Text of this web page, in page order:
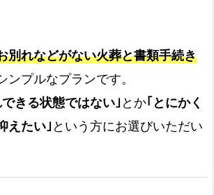
別れなどがない火葬と書類手続き
ンプルなプランです。
きる状態ではない｣とか｢とにかく
えたい｣という方にお選びいただい